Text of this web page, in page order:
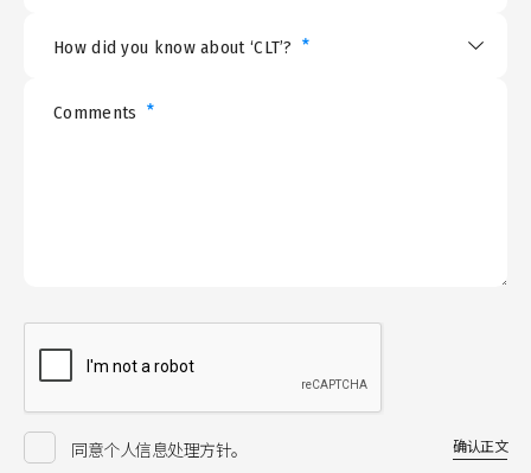
How did you know about ‘CLT’? *
Comments *
同意个人信息处理方针。 确认正文